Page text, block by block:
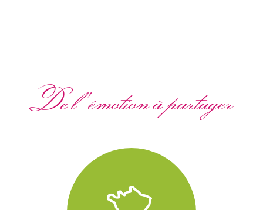
De l'émotion à partager